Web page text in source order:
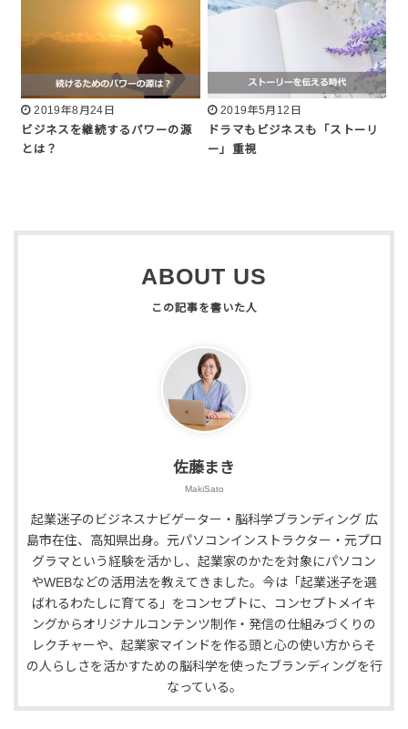
2019年8月24日
ビジネスを継続するパワーの源
とは？
2019年5月12日
ドラマもビジネスも「ストーリ
ー」重視
ABOUT US
佐藤まき
MakiSato
起業迷子のビジネスナビゲーター・脳科学ブランディング 広
島市在住、高知県出身。元パソコンインストラクター・元プロ
グラマという経験を活かし、起業家のかたを対象にパソコン
やWEBなどの活用法を教えてきました。今は「起業迷子を選
ばれるわたしに育てる」をコンセプトに、コンセプトメイキ
ングからオリジナルコンテンツ制作・発信の仕組みづくりの
レクチャーや、起業家マインドを作る頭と心の使い方からそ
の人らしさを活かすための脳科学を使ったブランディングを行
なっている。